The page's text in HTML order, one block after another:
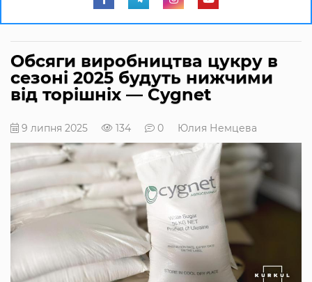
Обсяги виробництва цукру в
сезоні 2025 будуть нижчими
від торішніх — Cygnet
9 липня 2025 134 0 Юлия Немцева